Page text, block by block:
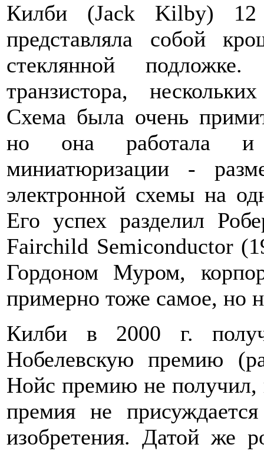
Килби (Jack Kilby) 12
представляла собой
стеклянной
транзистора,
Схема была очень
но она работала и
миниатюризации -
электронной схемы на
Его успех разделил
Fairchild Semiconductor
Гордоном Муром,
примерно тоже самое, но
Килби в 2000 г.
Нобелевскую премию
Нойс премию не получил,
премия не
изобретения. Датой же